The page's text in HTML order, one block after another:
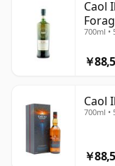
Caol
Coast
700ml •
￥
Caol
700ml •
￥